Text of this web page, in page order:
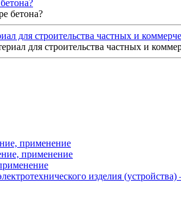
для строительства частных и
применение
применение
изделия